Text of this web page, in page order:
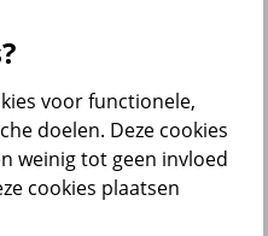
voor functionele,
doelen. Deze cookies
weinig tot geen invloed
cookies plaatsen